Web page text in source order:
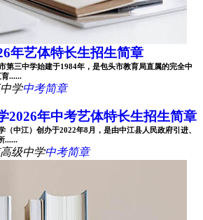
年艺体特长生招生简章
第三中学始建于1984年，是包头市教育局直属的完全中
......
学中考简章
2026年中考艺体特长生招生简章
（中江）创办于2022年8月，是由中江县人民政府引进、
......
级中学中考简章